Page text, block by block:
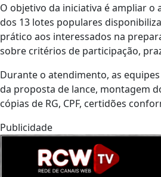
O objetivo da iniciativa é ampliar o
dos 13 lotes populares
prático aos interessados na
sobre critérios de participação,
Durante o atendimento, as
da proposta de lance, montagem
cópias de RG, CPF, certidões
Publicidade